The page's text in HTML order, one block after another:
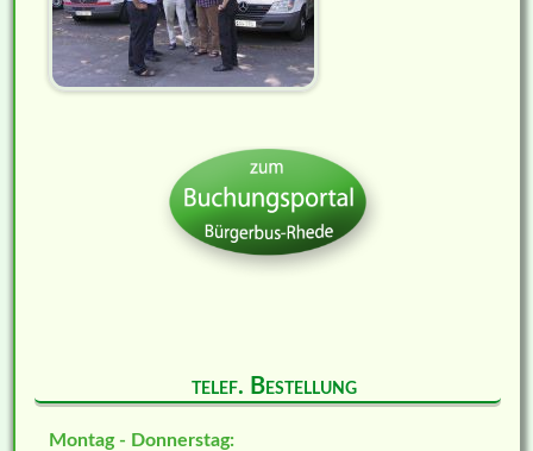
telef. Bestellung
Montag - Donnerstag: